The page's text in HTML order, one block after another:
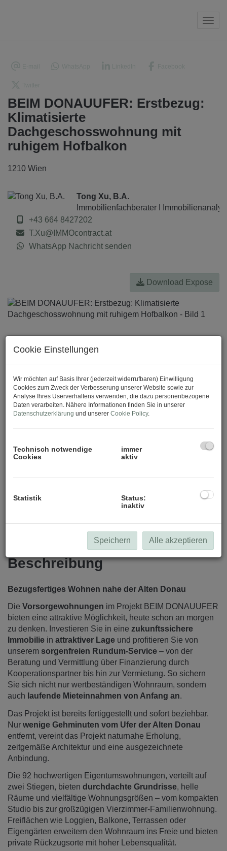
BEIM DONAUUFER: Erstbezug:
Klimatisierte
Dachgeschosswohnung mit
ruhigem Hofbalkon
1210 Wien
Tong Xu, B.A.
Immobilienfachberater I
+43 664 8427202
T.Xu@IMMOcontract.at
WhatsApp Nachricht senden
Download Expose
Beschreibung
Bezugsfertiges Wohnen nahe der Alten Donau
Die Vorsorgewohnungen im Projekt BEIM DONAUUFER
bieten eine attraktive Möglichkeit, heute schon an morgen
zu denken. Investieren Sie in eine zukunftssichere
Immobilie in attraktiver Lage und profitieren Sie von
unserem sorgenfreien Rundum-Service – von der
Beratung und Vermittlung über Finanzierung durch
Kooperationspartner bis hin zur Vermietung. So sichern
Sie sich nicht nur wertbeständigen Wohnraum, sondern
auch laufende Mieteinnahmen von Anfang an.
Das Projekt ist bereits fertiggestellt und sofort beziehbar.
Nur wenige Gehminuten vom Ufer der Alten Donau
entfernt, vereint das Projekt naturnahe Erholung,
zeitgemäße Architektur und eine ausgezeichnete
Anbindung.
Die 92 hochwertigen Eigentumswohnungen, verteilt auf
zwei Stiegen, bieten durchdachte Grundrisse, helle
Räume und vielfältige Wohnungsgrößen – vom kompakten
Studio bis zur großzügigen Vierzimmer-Familienwohnung.
Freiflächen wie Loggien, Balkone, Terrassen oder
Eigengärten erweitern den Wohnraum ins Freie und bieten
private Rückzugsorte mit hoher Lebensqualität.
Cookie Einstellungen
Wir möchten auf Basis Ihrer (jederzeit widerrufbaren) Einwilligung
Cookies zum Zweck der Verbesserung unserer Website sowie zur
Analyse Ihres Userverhaltens verwenden, die dazu personenbezogene
Daten verarbeiten. Nähere Informationen finden Sie in unserer
Datenschutzerklärung und unserer Cookie Policy.
Technisch notwendige
Cookies
immer
aktiv
Statistik
Status:
inaktiv
Speichern Alle akzeptieren